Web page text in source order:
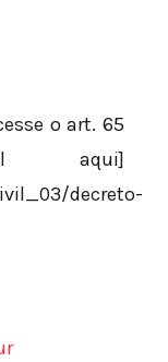
o art. 65
aqui]
decreto-